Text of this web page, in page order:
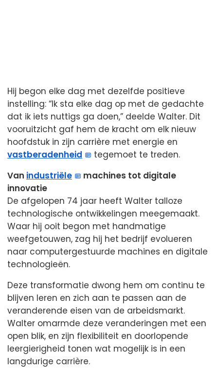
Hij begon elke dag met dezelfde positieve
instelling: “Ik sta elke dag op met de gedachte
dat ik iets nuttigs ga doen,” deelde Walter. Dit
vooruitzicht gaf hem de kracht om elk nieuw
hoofdstuk in zijn carrière met energie en
vastberadenheid
tegemoet te treden.
Van industriële
machines tot digitale
innovatie
De afgelopen 74 jaar heeft Walter talloze
technologische ontwikkelingen meegemaakt.
Waar hij ooit begon met handmatige
weefgetouwen, zag hij het bedrijf evolueren
naar computergestuurde machines en digitale
technologieën.
Deze transformatie dwong hem om continu te
blijven leren en zich aan te passen aan de
veranderende eisen van de arbeidsmarkt.
Walter omarmde deze veranderingen met een
open blik, en zijn flexibiliteit en doorlopende
leergierigheid tonen wat mogelijk is in een
langdurige carrière.